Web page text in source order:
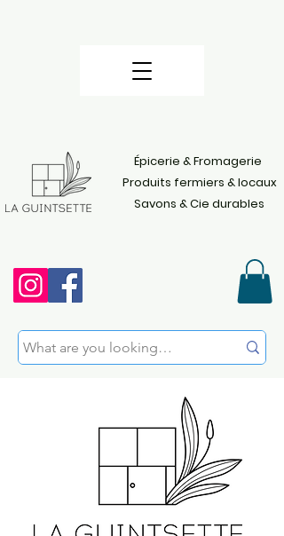
Épicerie & Fromagerie
Produits fermiers & locaux
Savons & Cie durables